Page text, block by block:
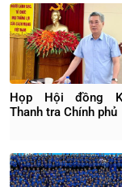
Họp Hội đồng
Thanh tra Chính phủ